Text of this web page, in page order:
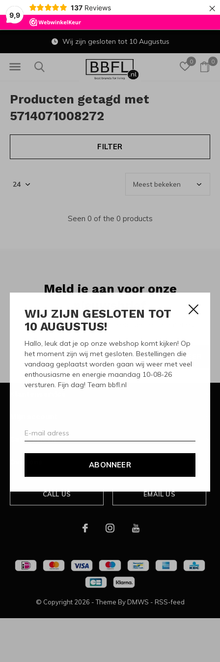
9,9
137 Reviews ×
WIJ ZIJN GESLOTEN TOT
10 AUGUSTUS!
Hallo, leuk dat je op onze webshop komt kijken! Op
het moment zijn wij met gesloten. Bestellingen die
vandaag geplaatst worden gaan wij weer met veel
enthousiasme en energie maandag 10-08-26
versturen. Fijn dag! Team bbfl.nl
ABONNEER
0 0
Wij zijn gesloten tot 10 Augustus
Producten getagd met
5714071008272
FILTER
Seen 0 of the 0 products
Meld je aan voor onze
Ontvang de nieuwste aanbiedingen en promoties
ABONNEER
Categorieën
CALL US EMAIL US
© Copyright 2026 - Theme By DMWS - RSS-feed